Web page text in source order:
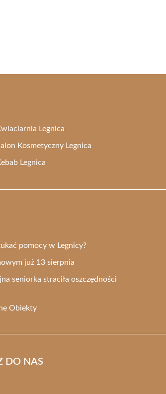
Legnica
Kosmetyczny Legnica
Legnica
pomocy w Legnicy?
już 13 sierpnia
seniorka straciła oszczędności
Obiekty
DO NAS